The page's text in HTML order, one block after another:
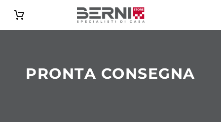
PRONTA CONSEGNA